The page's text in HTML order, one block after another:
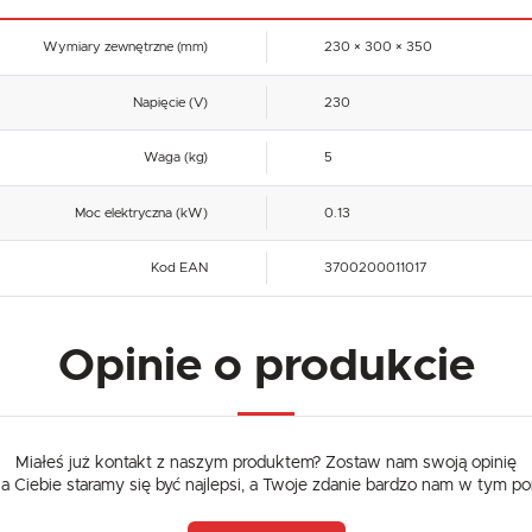
Wymiary zewnętrzne (mm) 230 × 300 × 350
Napięcie (V) 230
Waga (kg) 5
Moc elektryczna (kW) 0.13
Kod EAN 3700200011017
Opinie o produkcie
Miałeś już kontakt z naszym produktem? Zostaw nam swoją opinię
Ciebie staramy się być najlepsi, a Twoje zdanie bardzo nam w tym
reklamowym plikom cookies prezentujemy Ci najciekawsze informacje i aktualności na stronach
upodobań oraz Twoich zwyczajów dotyczących przeglądanej witryny internetowej. Treści
innych dostawców usług. Firmy te działają w charakterze pośredników prezentujących nasze